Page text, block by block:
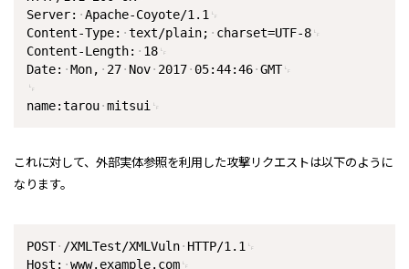
Server:
Apache-Coyote/1.1
Content-Type:
text/plain;
charset=UTF-8
Content-Length:
18
Date:
Mon, 27 Nov 2017 05:44:46 GMT
name:tarou mitsui
これに対して、外部実体参照を利用した攻撃リクエストは以下のように
なります。
POST /XMLTest/XMLVuln HTTP/1.1
Host:
www.example.com